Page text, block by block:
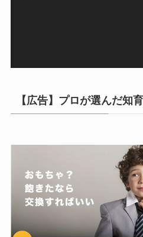
【広告】プロが選んだ知